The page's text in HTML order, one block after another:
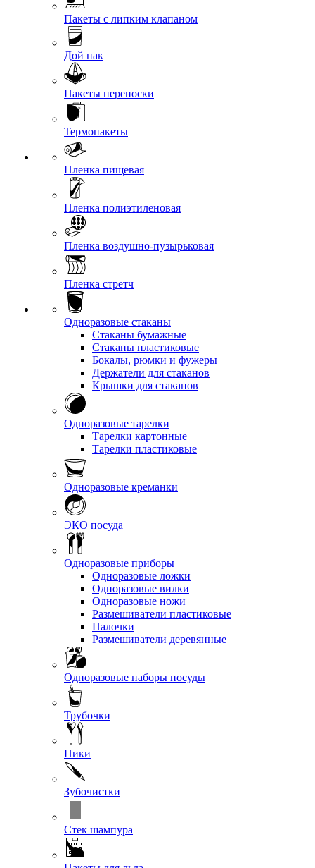
Пакеты с липким клапаном
Дой пак
Пакеты переноски
Термопакеты
Пленка пищевая
Пленка полиэтиленовая
Пленка воздушно-пузырьковая
Пленка стретч
Одноразовые стаканы
Стаканы бумажные
Стаканы пластиковые
Бокалы, рюмки и фужеры
Держатели для стаканов
Крышки для стаканов
Одноразовые тарелки
Тарелки картонные
Тарелки пластиковые
Одноразовые креманки
ЭКО посуда
Одноразовые приборы
Одноразовые ложки
Одноразовые вилки
Одноразовые ножи
Размешиватели пластиковые
Палочки
Размешиватели деревянные
Одноразовые наборы посуды
Трубочки
Пики
Зубочистки
Стек шампура